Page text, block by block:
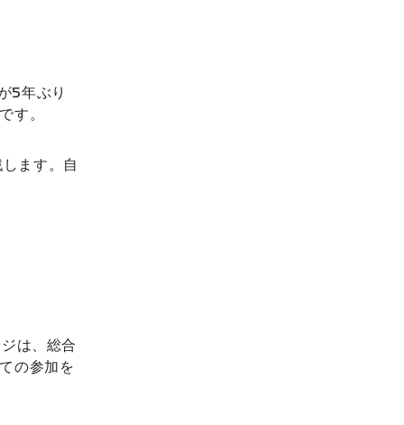
5年ぶり
す。
ます。自
は、総合
の参加を